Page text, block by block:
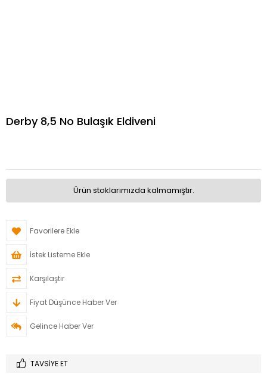
Derby 8,5 No Bulaşık Eldiveni
Ürün stoklarımızda kalmamıştır.
Favorilere Ekle
İstek Listeme Ekle
Karşılaştır
Fiyat Düşünce Haber Ver
Gelince Haber Ver
TAVSIYE ET